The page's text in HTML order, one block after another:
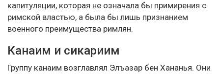
капитуляции, которая не означала бы примирения с
римской властью, а была бы лишь признанием
военного преимущества римлян.
Канаим и сикариим
Группу канаим возглавлял Элъазар бен Хананья. Они